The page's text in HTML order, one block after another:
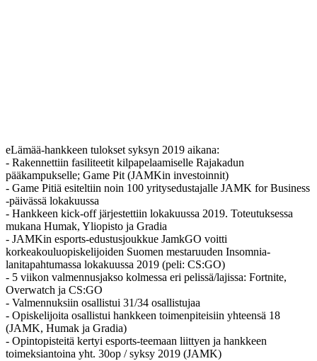
eLämää-hankkeen tulokset syksyn 2019 aikana:
- Rakennettiin fasiliteetit kilpapelaamiselle Rajakadun
pääkampukselle; Game Pit (JAMKin investoinnit)
- Game Pitiä esiteltiin noin 100 yritysedustajalle JAMK for Business
-päivässä lokakuussa
- Hankkeen kick-off järjestettiin lokakuussa 2019. Toteutuksessa
mukana Humak, Yliopisto ja Gradia
- JAMKin esports-edustusjoukkue JamkGO voitti
korkeakouluopiskelijoiden Suomen mestaruuden Insomnia-
lanitapahtumassa lokakuussa 2019 (peli: CS:GO)
- 5 viikon valmennusjakso kolmessa eri pelissä/lajissa: Fortnite,
Overwatch ja CS:GO
- Valmennuksiin osallistui 31/34 osallistujaa
- Opiskelijoita osallistui hankkeen toimenpiteisiin yhteensä 18
(JAMK, Humak ja Gradia)
- Opintopisteitä kertyi esports-teemaan liittyen ja hankkeen
toimeksiantoina yht. 30op / syksy 2019 (JAMK)